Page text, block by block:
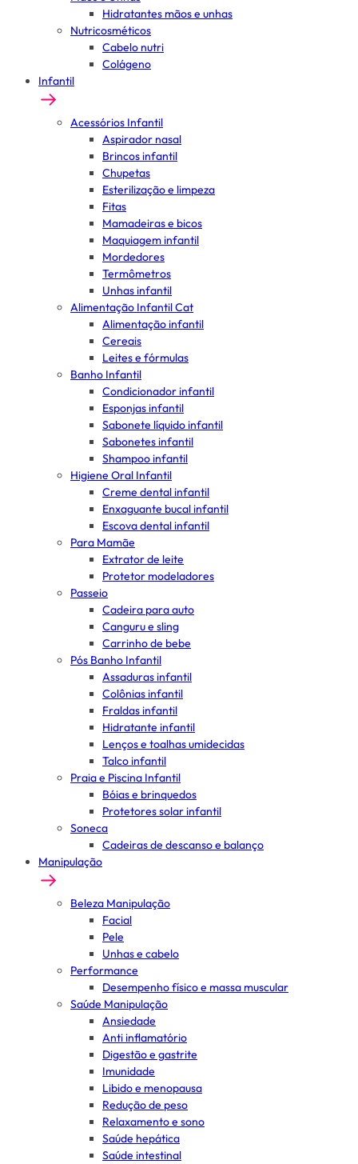
Hidratantes mãos e unhas
Nutricosméticos
Cabelo nutri
Colágeno
Infantil
Acessórios Infantil
Aspirador nasal
Brincos infantil
Chupetas
Esterilização e limpeza
Fitas
Mamadeiras e bicos
Maquiagem infantil
Mordedores
Termômetros
Unhas infantil
Alimentação Infantil Cat
Alimentação infantil
Cereais
Leites e fórmulas
Banho Infantil
Condicionador infantil
Esponjas infantil
Sabonete líquido infantil
Sabonetes infantil
Shampoo infantil
Higiene Oral Infantil
Creme dental infantil
Enxaguante bucal infantil
Escova dental infantil
Para Mamãe
Extrator de leite
Protetor modeladores
Passeio
Cadeira para auto
Canguru e sling
Carrinho de bebe
Pós Banho Infantil
Assaduras infantil
Colônias infantil
Fraldas infantil
Hidratante infantil
Lenços e toalhas umidecidas
Talco infantil
Praia e Piscina Infantil
Bóias e brinquedos
Protetores solar infantil
Soneca
Cadeiras de descanso e balanço
Manipulação
Beleza Manipulação
Facial
Pele
Unhas e cabelo
Performance
Desempenho físico e massa muscular
Saúde Manipulação
Ansiedade
Anti inflamatório
Digestão e gastrite
Imunidade
Libido e menopausa
Redução de peso
Relaxamento e sono
Saúde hepática
Saúde intestinal